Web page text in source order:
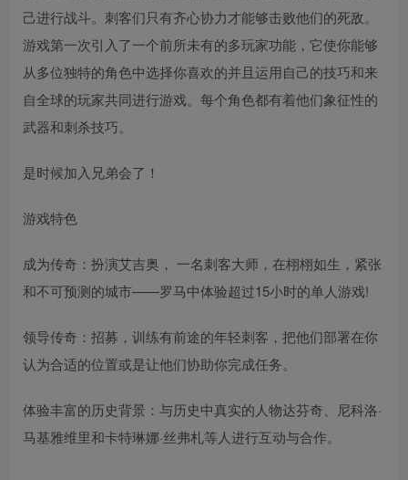
己进行战斗。刺客们只有齐心协力才能够击败他们的死敌。
游戏第一次引入了一个前所未有的多玩家功能，它使你能够
从多位独特的角色中选择你喜欢的并且运用自己的技巧和来
自全球的玩家共同进行游戏。每个角色都有着他们象征性的
武器和刺杀技巧。
是时候加入兄弟会了！
游戏特色
成为传奇：扮演艾吉奥， 一名刺客大师，在栩栩如生，紧张
和不可预测的城市——罗马中体验超过15小时的单人游戏!
领导传奇：招募，训练有前途的年轻刺客，把他们部署在你
认为合适的位置或是让他们协助你完成任务。
体验丰富的历史背景：与历史中真实的人物达芬奇、尼科洛·
马基雅维里和卡特琳娜·丝弗札等人进行互动与合作。